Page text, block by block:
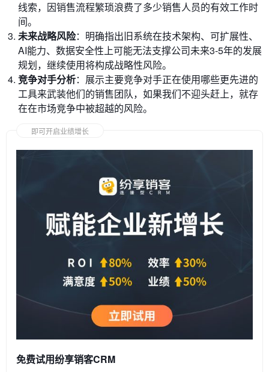
线索，因销售流程繁琐浪费了多少销售人员的有效工作时
间。
未来战略风险：明确指出旧系统在技术架构、可扩展性、
AI能力、数据安全性上可能无法支撑公司未来3-5年的发展
规划，继续使用将构成战略性风险。
竞争对手分析：展示主要竞争对手正在使用哪些更先进的
工具来武装他们的销售团队，如果我们不迎头赶上，就存
在在市场竞争中被超越的风险。
即可开启业绩增长
免费试用纷享销客CRM